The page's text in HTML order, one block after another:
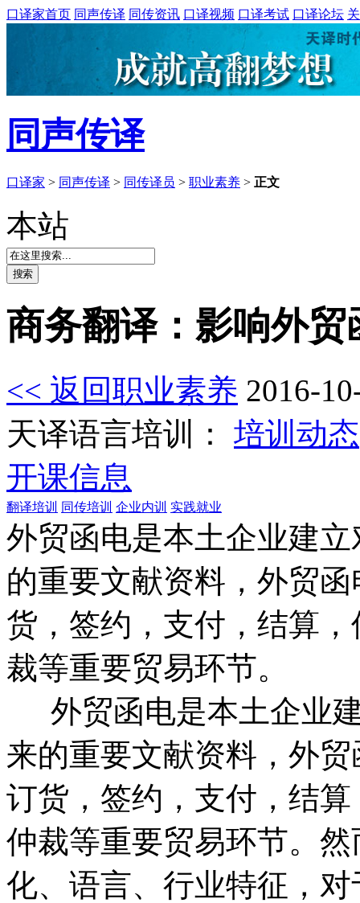
口译家首页 同声传译 同传资讯 口译视频 口译考试 口译论坛
同声传译
口译家 > 同声传译 > 同传译员 > 职业素养 > 正文
本站
商务翻译：影响外
<< 返回职业素养 2016-
天译语言培训： 培训动态
开课信息
翻译培训 同传培训 企业内训 实践就业
外贸函电是本土企业建
的重要文献资料，外贸
货，签约，支付，结算
裁等重要贸易环节。
外贸函电是本土企业
来的重要文献资料，外
订货，签约，支付，结
仲裁等重要贸易环节。
化、语言、行业特征，